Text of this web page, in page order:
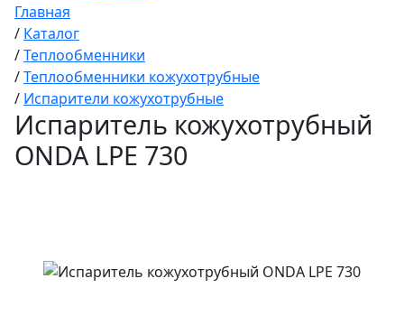
Главная
/ Каталог
/Теплообменники
/Теплообменники кожухотрубные
/ Испарители кожухотрубные
Испаритель кожухотрубный
ONDA LPE 730